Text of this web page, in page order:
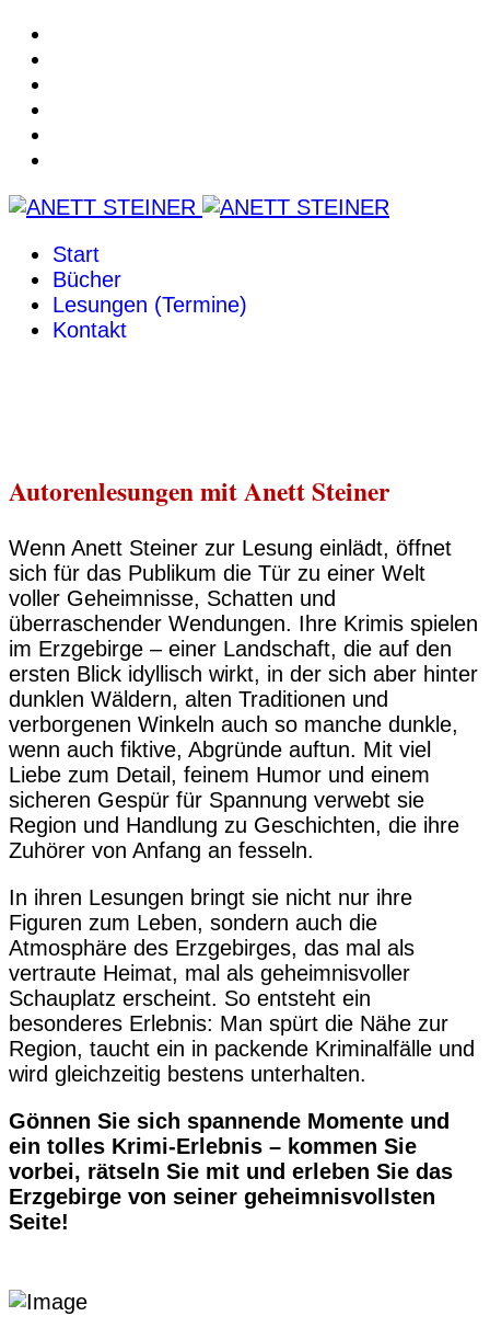
Start
Bücher
Lesungen (Termine)
Kontakt
Autorenlesungen mit Anett Steiner
Wenn Anett Steiner zur Lesung einlädt, öffnet
sich für das Publikum die Tür zu einer Welt
voller Geheimnisse, Schatten und
überraschender Wendungen. Ihre Krimis spielen
im Erzgebirge – einer Landschaft, die auf den
ersten Blick idyllisch wirkt, in der sich aber hinter
dunklen Wäldern, alten Traditionen und
verborgenen Winkeln auch so manche dunkle,
wenn auch fiktive, Abgründe auftun. Mit viel
Liebe zum Detail, feinem Humor und einem
sicheren Gespür für Spannung verwebt sie
Region und Handlung zu Geschichten, die ihre
Zuhörer von Anfang an fesseln.
In ihren Lesungen bringt sie nicht nur ihre
Figuren zum Leben, sondern auch die
Atmosphäre des Erzgebirges, das mal als
vertraute Heimat, mal als geheimnisvoller
Schauplatz erscheint. So entsteht ein
besonderes Erlebnis: Man spürt die Nähe zur
Region, taucht ein in packende Kriminalfälle und
wird gleichzeitig bestens unterhalten.
Gönnen Sie sich spannende Momente und
ein tolles Krimi-Erlebnis – kommen Sie
vorbei, rätseln Sie mit und erleben Sie das
Erzgebirge von seiner geheimnisvollsten
Seite!